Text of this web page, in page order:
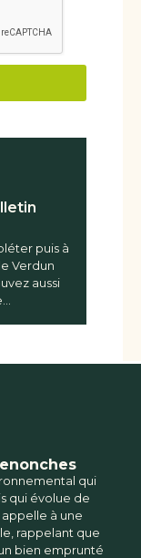
puis à
Verdun
aussi
qui
qui évolue de
à une
rappelant que
bien emprunté